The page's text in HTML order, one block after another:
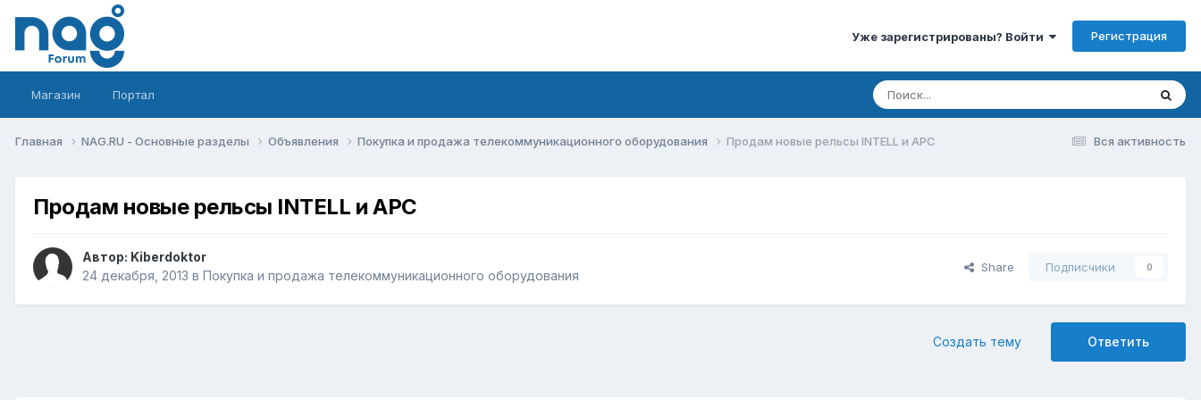
Уже зарегистрированы? Войти Регистрация
Магазин Портал
Вся активность
Главная NAG.RU - Основные разделы Объявления Покупка и продажа телекоммуникационного оборудования Продам новые рельсы INTELL и APC
Продам новые рельсы INTELL и APC
Автор: Kiberdoktor
24 декабря, 2013 в Покупка и продажа телекоммуникационного оборудования
Share Подписчики 0
Ответить
Создать тему